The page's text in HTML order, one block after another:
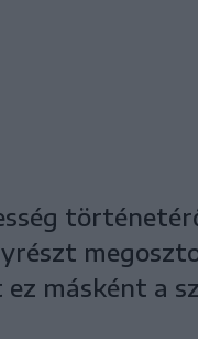
másként a